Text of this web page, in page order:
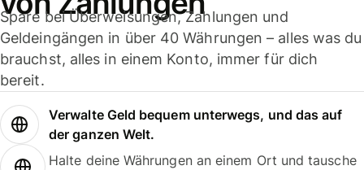
Spare bei Überweisungen, Zahlungen und
Geldeingängen in über 40 Währungen – alles was du
brauchst, alles in einem Konto, immer für dich
bereit.
Verwalte Geld bequem unterwegs, und das auf
der ganzen Welt.
Halte deine Währungen an einem Ort und tausche